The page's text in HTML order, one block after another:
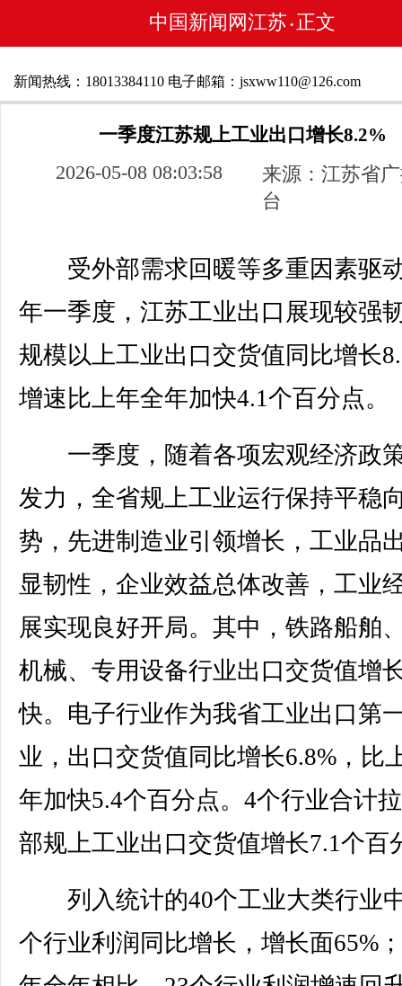
中国新闻网江苏 • 正文
新闻热线：18013384110 电子邮箱：jsxww110@126.com
一季度江苏规上工业出口增长8.2%
2026-05-08 08:03:58
来源：江苏省
台
受外部需求回暖等多重因素驱
年一季度，江苏工业出口展现较强
规模以上工业出口交货值同比增长
增速比上年全年加快4.1个百分点。
一季度，随着各项宏观经济政
发力，全省规上工业运行保持平稳
势，先进制造业引领增长，工业品
显韧性，企业效益总体改善，工业
展实现良好开局。其中，铁路船舶
机械、专用设备行业出口交货值增
快。电子行业作为我省工业出口第
业，出口交货值同比增长6.8%，比
年加快5.4个百分点。4个行业合计
部规上工业出口交货值增长7.1个百
列入统计的40个工业大类行业
个行业利润同比增长，增长面65%